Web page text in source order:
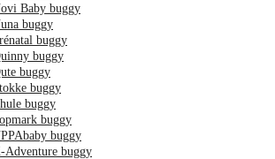
Baby buggy
buggy
buggy
buggy
buggy
buggy
buggy
buggy
buggy
Adventure buggy